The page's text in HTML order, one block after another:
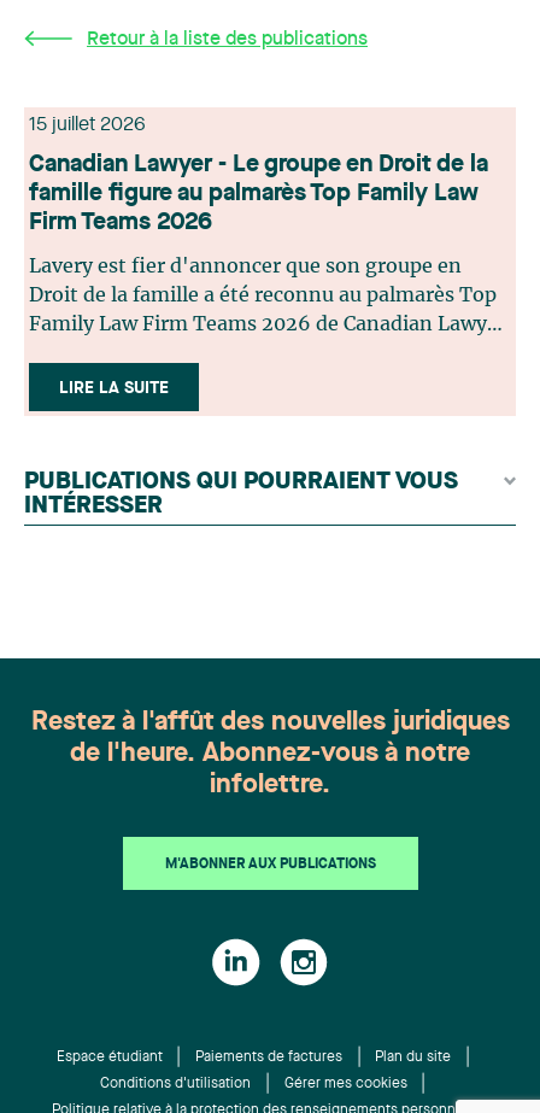
Retour à la liste des publications
15 juillet 2026
Canadian Lawyer - Le groupe en Droit de la
famille figure au palmarès Top Family Law
Firm Teams 2026
Lavery est fier d'annoncer que son groupe en
Droit de la famille a été reconnu au palmarès Top
Family Law Firm Teams 2026 de Canadian Lawyer.
sélection rigoureux, fondé sur des nominations
issues du lectorat, d'associations juridiques et de
par un jury indépendant composé de praticiens
chevronnés en droit de la famille provenant de
l'ensemble du Canada. Cette distinction
LIRE LA SUITE
PUBLICATIONS QUI POURRAIENT VOUS
INTÉRESSER
Restez à l'affût des nouvelles juridiques
de l'heure. Abonnez-vous à notre
infolettre.
M'ABONNER AUX PUBLICATIONS
Espace étudiant Paiements de factures
Plan du site
Conditions d'utilisation
Gérer mes cookies